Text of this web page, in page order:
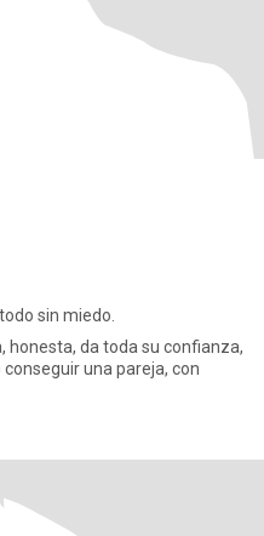
sin miedo.
honesta, da toda su confianza,